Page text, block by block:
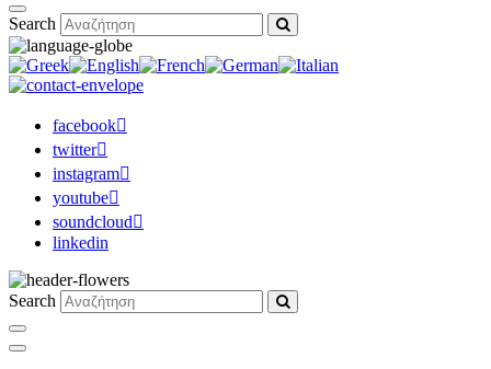
Search
facebook
twitter
instagram
youtube
soundcloud
linkedin
Search